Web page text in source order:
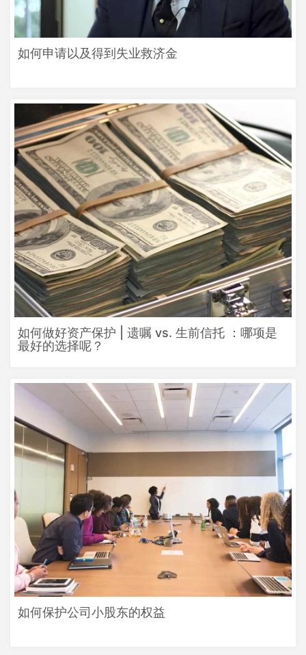
如何申请以及得到失业救济金
如何做好资产保护 | 遗嘱 vs. 生前信托 ：哪项是
最好的选择呢？
如何保护公司小股东的权益